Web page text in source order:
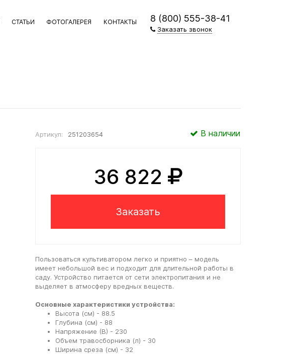
СТАТЬИ ФОТОГАЛЕРЕЯ КОНТАКТЫ 8 (800) 555-38-41
Заказать звонок
Артикул: 251203654 В наличии
36 822
Заказать
Пользоваться культиватором легко и приятно – модель
имеет небольшой вес и подходит для длительной работы в
саду. Устройство питается от сети электропитания и не
выделяет в атмосферу вредных веществ.
Основные характеристики устройства:
Высота (см) - 88.5
Глубина (см) - 88
Напряжение (В) - 230
Объем травосборника (л) - 30
Ширина среза (см) - 32